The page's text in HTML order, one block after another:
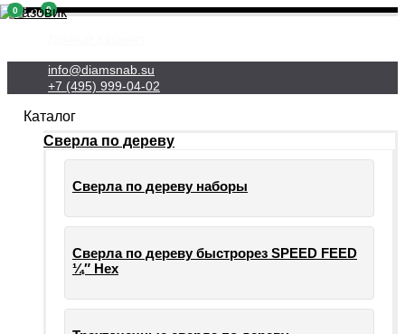
info@diamsnab.su
+7 (495) 999-04-02
0
Каталог
Сверла по дереву
Сверла по дереву наборы
Сверла по дереву быстрорез SPEED FEED
¼″ Hex
0